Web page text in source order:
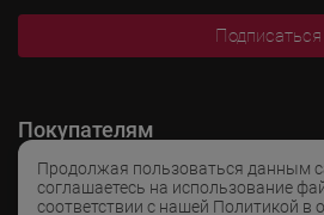
Продолжая пользоваться данным
соглашаетесь на использование
соответствии с нашей Политикой в
Подписаться
Покупателям
O LADOGA Wine